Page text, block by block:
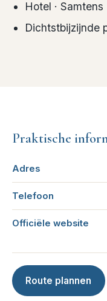
Hotel · Samtens
Dichtstbijzijnde
Praktische
Adres
Telefoon
Officiële website
Route plannen